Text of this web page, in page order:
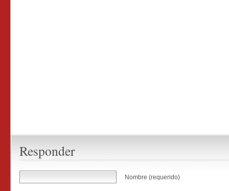
Responder
Nombre (requerido)